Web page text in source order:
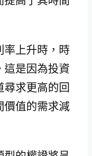
率上升時，時
這是因為投資
尋求更高的回
價值的需求減